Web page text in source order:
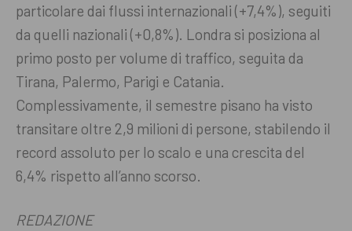
particolare dai flussi internazionali (+7,4%), seguiti
da quelli nazionali (+0,8%) . Londra si posiziona al
primo posto per volume di traffico, seguita da
Tirana, Palermo, Parigi e Catania
Complessivamente, il semestre pisano ha visto
transitare oltre 2,9 milioni di persone, stabilendo il
record assoluto per lo scalo e una crescita del
6,4% rispetto all’anno scorso
REDAZIONE